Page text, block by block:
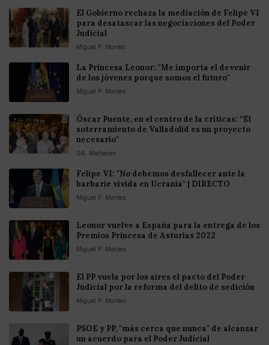
El Gobierno rechaza la mediación de Felipe VI
para desatascar las negociaciones del Poder
Judicial
Miguel P. Montes
La Princesa Leonor: "Me importa el devenir
de los jóvenes porque somos el futuro"
Miguel P. Montes
Óscar Puente, en el centro de la críticas: “El
soterramiento de Valladolid es un proyecto
necesario"
GA. Mañanes
Felipe VI: "No debemos desfallecer ante la
barbarie vivida en Ucrania" | DIRECTO
Miguel P. Montes
Leonor vuelve a España para la entrega de los
Premios Princesa de Asturias 2022
Miguel P. Montes
El PP vuela por los aires el pacto del Poder
Judicial por la reforma del delito de sedición
Miguel P. Montes
PSOE y PP, "más cerca que nunca" de alcanzar
un acuerdo para el Poder Judicial